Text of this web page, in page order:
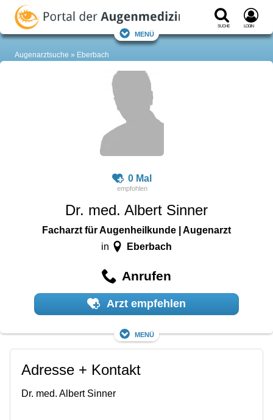
Suche Login
Menü
Augenarztsuche Eberbach
0 Mal
Dr. med. Albert Sinner
Facharzt für Augenheilkunde | Augenarzt
in Eberbach
Anrufen
Arzt empfehlen
Menü
Adresse + Kontakt
Dr. med. Albert Sinner